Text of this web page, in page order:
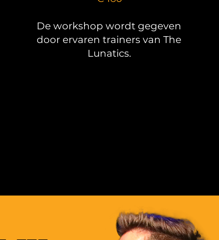
De workshop wordt gegeven
door ervaren trainers van The
Lunatics.